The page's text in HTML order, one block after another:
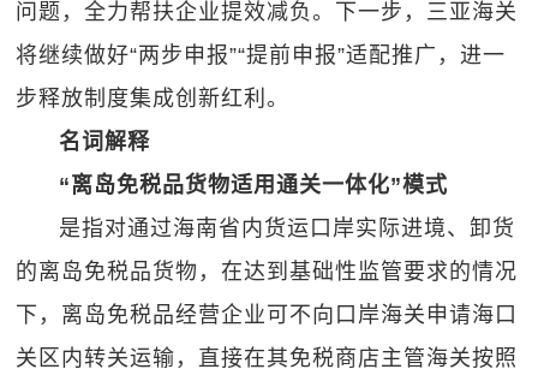
问题，全力帮扶企业提效减负。下一步，三亚海关
将继续做好“两步申报”“提前申报”适配推广，进一
步释放制度集成创新红利。
名词解释
“离岛免税品货物适用通关一体化”模式
是指对通过海南省内货运口岸实际进境、卸货
的离岛免税品货物，在达到基础性监管要求的情况
下，离岛免税品经营企业可不向口岸海关申请海口
关区内转关运输，直接在其免税商店主管海关按照